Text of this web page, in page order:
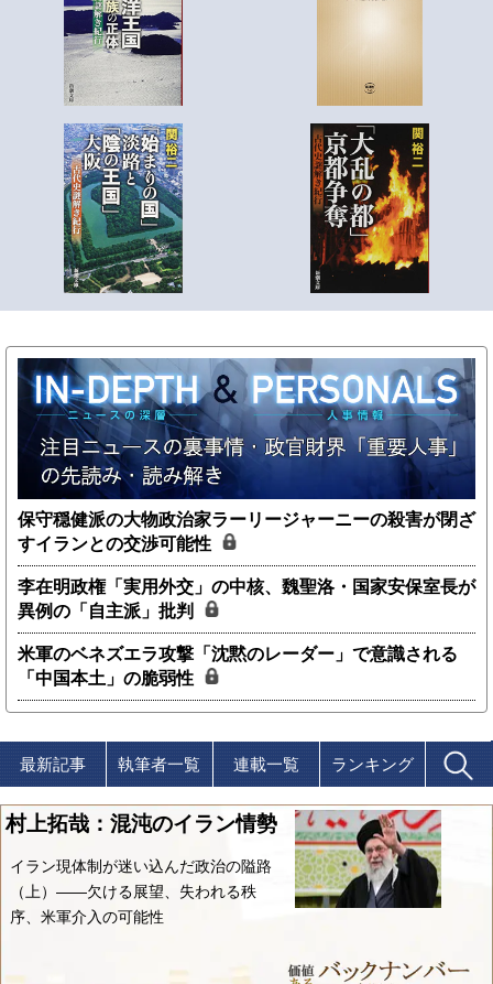
保守穏健派の大物政治家ラーリージャーニーの殺害が閉ざ
すイランとの交渉可能性
李在明政権「実用外交」の中核、魏聖洛・国家安保室長が
異例の「自主派」批判
米軍のベネズエラ攻撃「沈黙のレーダー」で意識される
「中国本土」の脆弱性
最新記事 執筆者一覧 連載一覧 ランキング
村上拓哉：混沌のイラン情勢
イラン現体制が迷い込んだ政治の隘路
（上）――欠ける展望、失われる秩
序、米軍介入の可能性